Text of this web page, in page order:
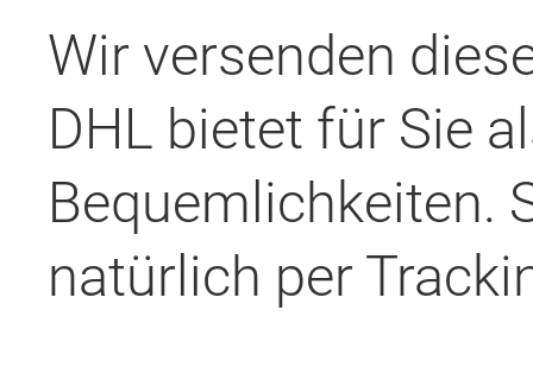
Wir versenden
DHL bietet für Sie
Bequemlichkeiten.
natürlich per